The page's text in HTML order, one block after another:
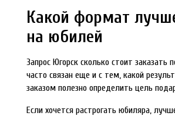
Какой формат
на юбилей
Запрос Югорск сколько стоит заказать
часто связан еще и с тем, какой
заказом полезно определить цель
Если хочется растрогать юбиляра,